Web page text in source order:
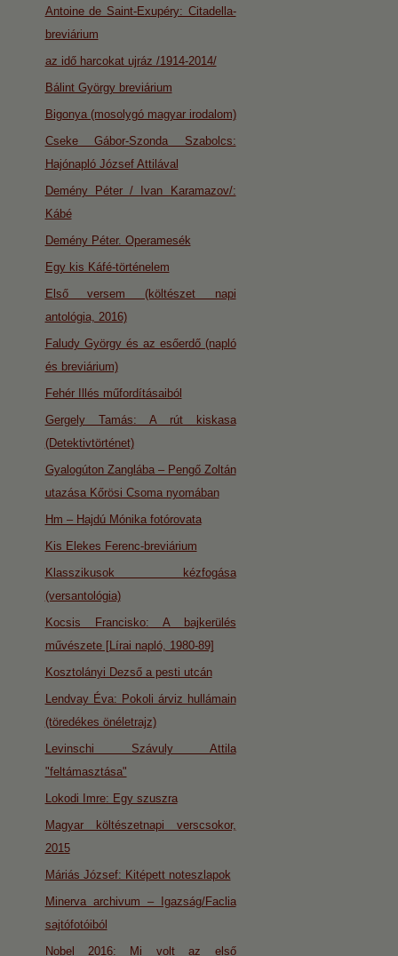
Antoine de Saint-Exupéry: Citadella-
breviárium
az idő harcokat ujráz /1914-2014/
Bálint György breviárium
Bigonya (mosolygó magyar irodalom)
Cseke Gábor-Szonda Szabolcs:
Hajónapló József Attilával
Demény Péter / Ivan Karamazov/:
Kábé
Demény Péter. Operamesék
Egy kis Káfé-történelem
Első versem (költészet napi
antológia, 2016)
Faludy György és az esőerdő (napló
és breviárium)
Fehér Illés műfordításaiból
Gergely Tamás: A rút kiskasa
(Detektivtörténet)
Gyalogúton Zanglába – Pengő Zoltán
utazása Kőrösi Csoma nyomában
Hm – Hajdú Mónika fotórovata
Kis Elekes Ferenc-breviárium
Klasszikusok kézfogása
(versantológia)
Kocsis Francisko: A bajkerülés
művészete [Lírai napló, 1980-89]
Kosztolányi Dezső a pesti utcán
Lendvay Éva: Pokoli árviz hullámain
(töredékes önéletrajz)
Levinschi Szávuly Attila
"feltámasztása"
Lokodi Imre: Egy szuszra
Magyar költészetnapi verscsokor,
2015
Máriás József: Kitépett noteszlapok
Minerva archivum – Igazság/Faclia
sajtófotóiból
Nobel 2016: Mi volt az első